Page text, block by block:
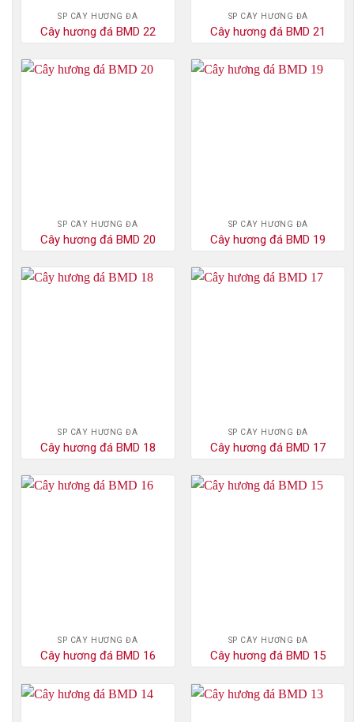
SP CÂY HƯƠNG ĐÁ
Cây hương đá BMD 22
SP CÂY HƯƠNG ĐÁ
Cây hương đá BMD 21
SP CÂY HƯƠNG ĐÁ
Cây hương đá BMD 20
SP CÂY HƯƠNG ĐÁ
Cây hương đá BMD 19
SP CÂY HƯƠNG ĐÁ
Cây hương đá BMD 18
SP CÂY HƯƠNG ĐÁ
Cây hương đá BMD 17
SP CÂY HƯƠNG ĐÁ
Cây hương đá BMD 16
SP CÂY HƯƠNG ĐÁ
Cây hương đá BMD 15